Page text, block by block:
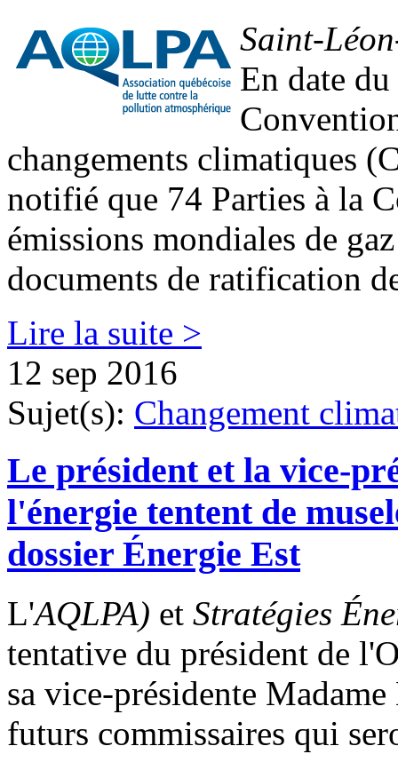
Saint-
En date
changements climatiques
notifié que 74 Parties à la
émissions mondiales de
documents de ratification
Lire la suite >
12 sep 2016
Sujet(s): Changement
Le président et la vice-
l'énergie tentent de
dossier Énergie Est
L'AQLPA) et Stratégies
tentative du président de
sa vice-présidente
futurs commissaires qui